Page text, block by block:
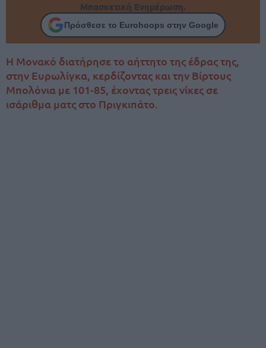
Μπασκετική Ενημέρωση.
Πρόσθεσε το Eurohoops στην Google
Η Μονακό διατήρησε το αήττητο της έδρας της,
στην Ευρωλίγκα, κερδίζοντας και την Βίρτους
Μπολόνια με 101-85, έχοντας τρεις νίκες σε
ισάριθμα ματς στο Πριγκιπάτο.